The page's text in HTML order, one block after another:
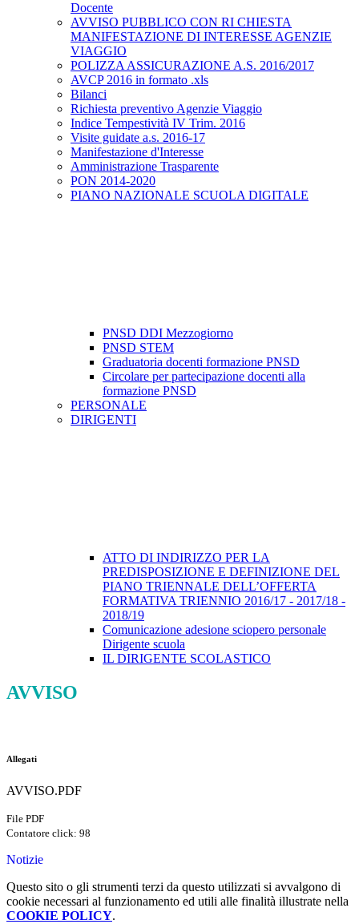
Docente
AVVISO PUBBLICO CON RI CHIESTA
MANIFESTAZIONE DI INTERESSE AGENZIE
VIAGGIO
POLIZZA ASSICURAZIONE A.S. 2016/2017
AVCP 2016 in formato .xls
Bilanci
Richiesta preventivo Agenzie Viaggio
Indice Tempestività IV Trim. 2016
Visite guidate a.s. 2016-17
Manifestazione d'Interesse
Amministrazione Trasparente
PON 2014-2020
PIANO NAZIONALE SCUOLA DIGITALE
PNSD DDI Mezzogiorno
PNSD STEM
Graduatoria docenti formazione PNSD
Circolare per partecipazione docenti alla
formazione PNSD
PERSONALE
DIRIGENTI
ATTO DI INDIRIZZO PER LA
PREDISPOSIZIONE E DEFINIZIONE DEL
PIANO TRIENNALE DELL’OFFERTA
FORMATIVA TRIENNIO 2016/17 - 2017/18 -
2018/19
Comunicazione adesione sciopero personale
Dirigente scuola
IL DIRIGENTE SCOLASTICO
AVVISO
Allegati
AVVISO.PDF
File PDF
Contatore click: 98
Notizie
Questo sito o gli strumenti terzi da questo utilizzati si avvalgono di
cookie necessari al funzionamento ed utili alle finalità illustrate nella
COOKIE POLICY.